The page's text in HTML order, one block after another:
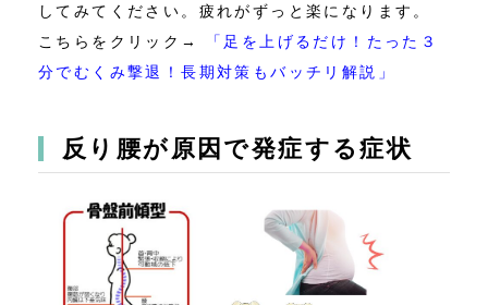
してみてください。疲れがずっと楽になります。
こちらをクリック→
「足を上げるだけ！たった３
分でむくみ撃退！長期対策もバッチリ解説」
反り腰が原因で発症する症状